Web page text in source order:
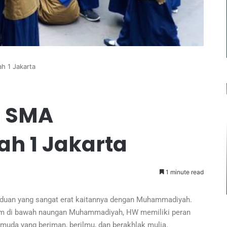
1 Jakarta
1 Jakarta
1 minute read
yang sangat erat kaitannya dengan Muhammadiyah.
bawah naungan Muhammadiyah, HW memiliki peran
yang beriman, berilmu, dan berakhlak mulia.
March 16, 2026
MODERNISME SEBAGAI POLA